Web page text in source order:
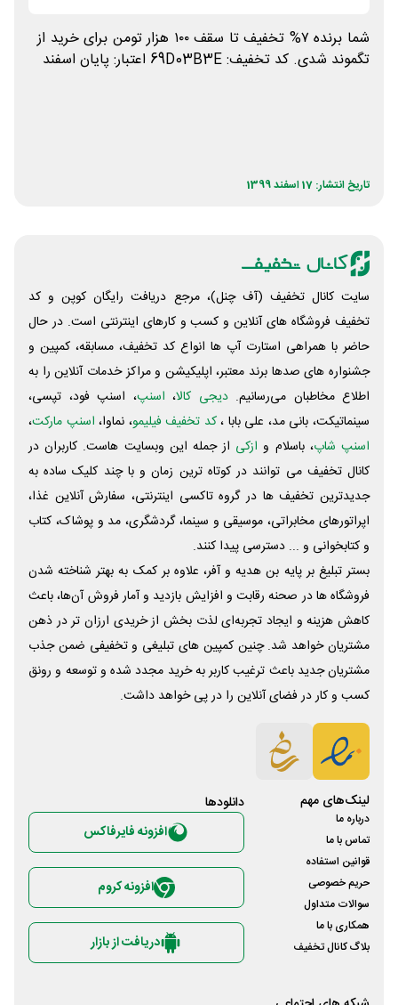
شما برنده ۷% تخفیف تا سقف ۱۰۰ هزار تومن برای خرید از
تگموند شدی. کد تخفیف: 69D03B3E اعتبار: پایان اسفند
تاریخ انتشار: 17 اسفند 1399
سایت کانال تخفیف (آف چنل)، مرجع دریافت رایگان کوپن و کد
تخفیف فروشگاه های آنلاین و کسب و‌ کارهای اینترنتی است. در حال
حاضر با همراهی استارت آپ ها انواع کد تخفیف، مسابقه، کمپین و
جشنواره های صدها برند معتبر، اپلیکیشن و مراکز خدمات آنلاین را به
اطلاع مخاطبان می‌رسانیم. دیجی کالا، اسنپ، اسنپ فود، تپسی،
سینماتیکت، بانی مد، علی‌ بابا ،کد تخفیف فیلیمو، نماوا، اسنپ مارکت،
اسنپ شاپ، باسلام و ازکی از جمله این وبسایت ‌هاست. کاربران در
کانال تخفیف می توانند در کوتاه ترین زمان و با چند کلیک ساده به
جدیدترین تخفیف ها در گروه تاکسی اینترنتی، سفارش آنلاین غذا،
اپراتورهای مخابراتی، موسیقی و سینما، گردشگری، مد و پوشاک، کتاب
و کتابخوانی و ... دسترسی پیدا کنند.
بستر تبلیغ بر پایه بن هدیه و آفر، علاوه بر کمک به بهتر شناخته شدن
فروشگاه ها در صحنه رقابت و افزایش بازدید و آمار فروش آن‌ها، باعث
کاهش هزینه و ایجاد تجربه‌ای لذت بخش از خریدی ارزان تر در ذهن
مشتریان خواهد شد. چنین کمپین های تبلیغی و تخفیفی ضمن جذب
مشتریان جدید باعث ترغیب کاربر به خرید مجدد شده و توسعه و رونق
کسب و کار در فضای آنلاین را در پی خواهد داشت.
لینک‌های مهم
درباره ما
تماس با ما
قوانین استفاده
حریم خصوصی
سوالات متداول
همکاری با ما
بلاگ کانال تخفیف
دانلود‌ها
افزونه فایرفاکس
افزونه کروم
دریافت از بازار